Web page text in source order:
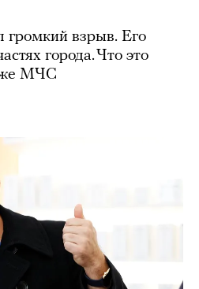
громкий взрыв. Его
города. Что это
МЧС